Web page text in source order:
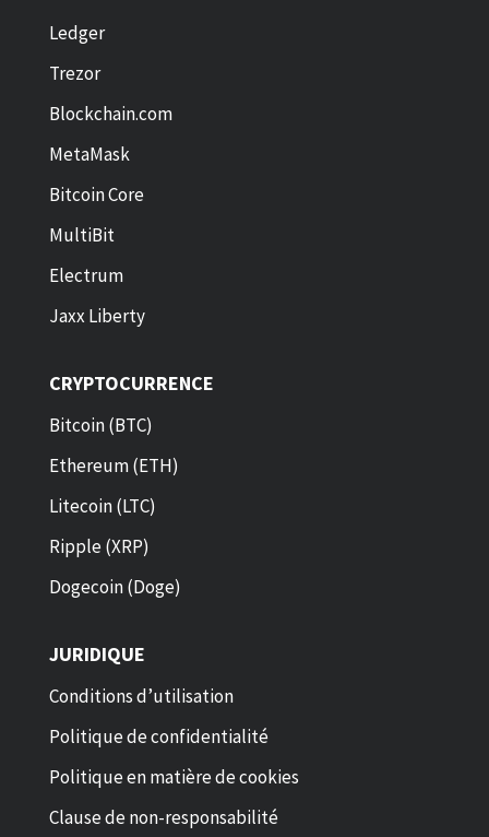
Ledger
Trezor
Blockchain.com
MetaMask
Bitcoin Core
MultiBit
Electrum
Jaxx Liberty
CRYPTOCURRENCE
Bitcoin (BTC)
Ethereum (ETH)
Litecoin (LTC)
Ripple (XRP)
Dogecoin (Doge)
JURIDIQUE
Conditions d’utilisation
Politique de confidentialité
Politique en matière de cookies
Clause de non-responsabilité